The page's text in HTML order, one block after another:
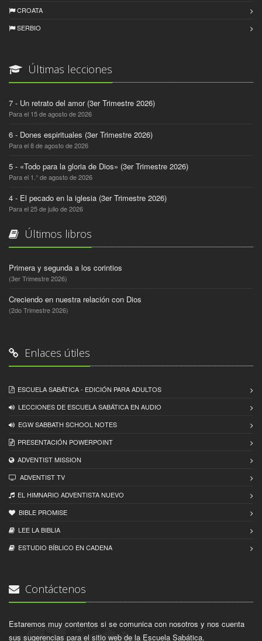
CROATA
SERBIO
Últimas lecciones
7 - Un retrato del amor (3er Trimestre 2026)
Para el 15 de agosto de 2026
6 - Dones espirituales (3er Trimestre 2026)
Para el 8 de agosto de 2026
5 - «Todo para la gloria de Dios» (3er Trimestre 2026)
Para el 1.° de agosto de 2026
4 - El pecado en la iglesia (3er Trimestre 2026)
Para el 25 de julio de 2026
Últimos libros
Primera y segunda a los corintios
(3er Trimestre 2026)
Creciendo en nuestra relación con Dios
(2do Trimestre 2026)
Enlaces útiles
ESCUELA SABÁTICA - EDICIÓN PARA ADULTOS
LECCIONES DE ESCUELA SABÁTICA EN AUDIO
EGW SABBATH SCHOOL NOTES
PRESENTACIÓN POWERPOINT
ADVENTIST MISSION
ADVENTIST TV
EL HIMNARIO ADVENTISTA NUEVO
BIBLE PROMISE
LEE LA BIBLIA
ESTUDIO BÍBLICO EN CADENA
Contáctenos
Estaremos muy contentos si se comunica con nosotros y nos cuenta
sus sugerencias para el sitio web de la Escuela Sabática.